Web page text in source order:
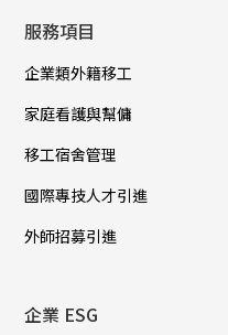
服務項目
企業類外籍移工
家庭看護與幫傭
移工宿舍管理
國際專技人才引進
外師招募引進
企業 ESG